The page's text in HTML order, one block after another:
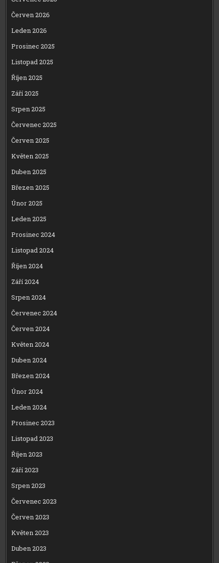
Červen 2026
Leden 2026
Prosinec 2025
Listopad 2025
Říjen 2025
Září 2025
Srpen 2025
Červenec 2025
Červen 2025
Květen 2025
Duben 2025
Březen 2025
Únor 2025
Leden 2025
Prosinec 2024
Listopad 2024
Říjen 2024
Září 2024
Srpen 2024
Červenec 2024
Červen 2024
Květen 2024
Duben 2024
Březen 2024
Únor 2024
Leden 2024
Prosinec 2023
Listopad 2023
Říjen 2023
Září 2023
Srpen 2023
Červenec 2023
Červen 2023
Květen 2023
Duben 2023